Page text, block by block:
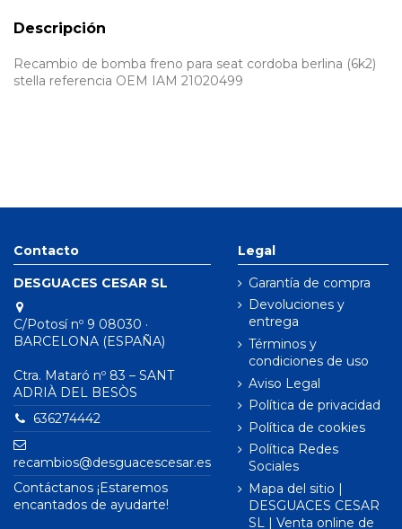
Descripción
Recambio de bomba freno para seat cordoba berlina (6k2)
stella referencia OEM IAM 21020499
Contacto
DESGUACES CESAR SL
C/Potosí nº 9 08030 ·
BARCELONA (ESPAÑA)
Ctra. Mataró nº 83 – SANT
ADRIÀ DEL BESÒS
636274442
recambios@desguacescesar.es
Contáctanos ¡Estaremos
encantados de ayudarte!
Legal
Garantía de compra
Devoluciones y
entrega
Términos y
condiciones de uso
Aviso Legal
Política de privacidad
Política de cookies
Política Redes
Sociales
Mapa del sitio |
DESGUACES CESAR
SL | Venta online de